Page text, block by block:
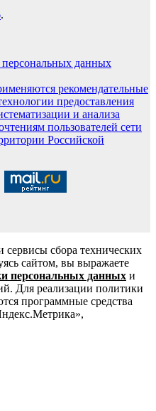
.
данных
рекомендательные
предоставления
и анализа
пользователей сети
Российской
сбора технических
сайтом, вы выражаете
персональных данных и
Для реализации политики
программные средства